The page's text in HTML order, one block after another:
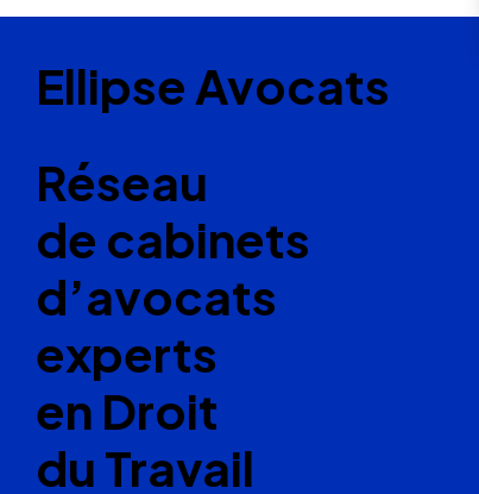
Ellipse Avocats
Réseau
de cabinets
d’avocats
experts
en Droit
du Travail